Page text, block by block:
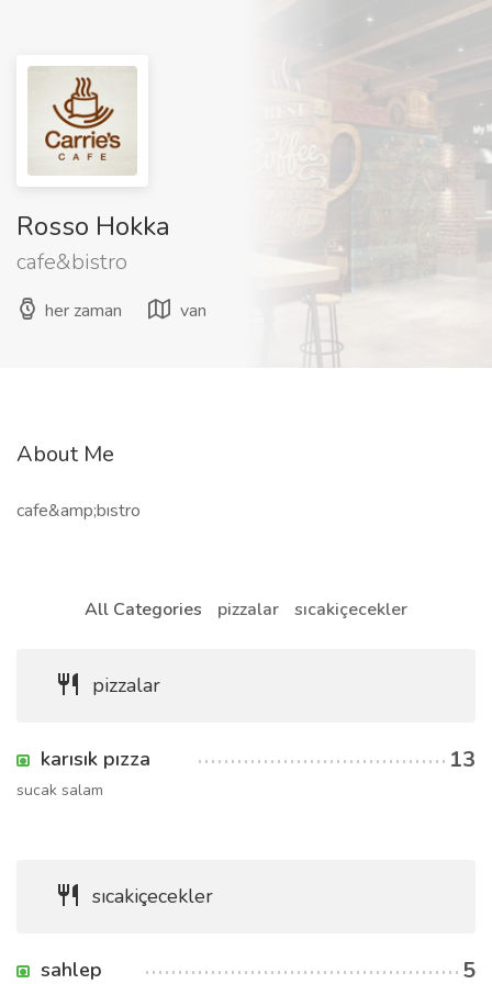
Rosso Hokka
cafe&bistro
her zaman van
About Me
cafe&amp;bıstro
All Categories pizzalar sıcakiçecekler
pizzalar
karısık pızza 13
sucak salam
sıcakiçecekler
sahlep 5